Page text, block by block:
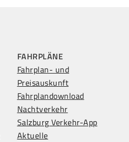
FAHRPLÄNE
Fahrplan- und
Preisauskunft
Fahrplandownload
Nachtverkehr
Salzburg Verkehr-App
Aktuelle